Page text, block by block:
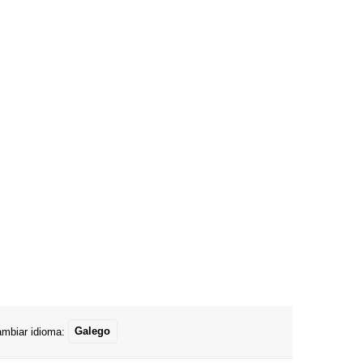
idioma: Galego